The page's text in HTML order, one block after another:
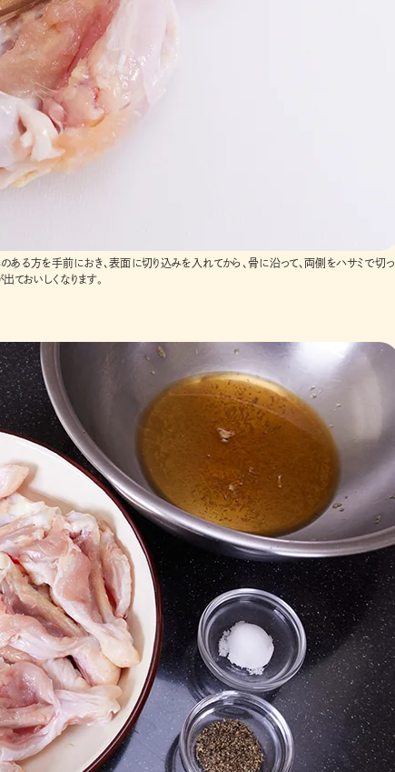
ある方を手前におき、表面に切り込みを入れてから、骨に沿って、両側をハサミで切っ
ておいしくなります。